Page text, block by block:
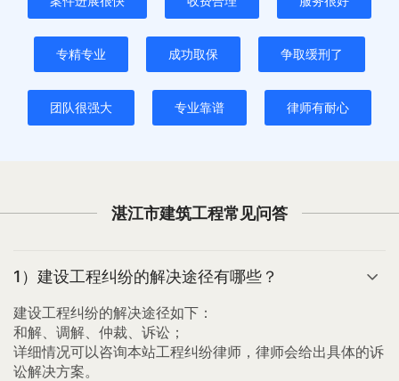
专精专业 成功取保 争取缓刑了
团队很强大 专业靠谱 律师有耐心
湛江市建筑工程常见问答
1）建设工程纠纷的解决途径有哪些？
建设工程纠纷的解决途径如下：
和解、调解、仲裁、诉讼；
详细情况可以咨询本站工程纠纷律师，律师会给出具体的诉
讼解决方案。